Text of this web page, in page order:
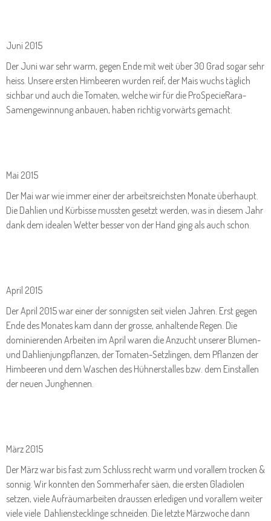
Juni 2015
Der Juni war sehr warm, gegen Ende mit weit über 30 Grad sogar sehr
heiss. Unsere ersten Himbeeren wurden reif, der Mais wuchs täglich
sichbar und auch die Tomaten, welche wir für die ProSpecieRara-
Samengewinnung anbauen, haben richtig vorwärts gemacht.
Mai 2015
Der Mai war wie immer einer der arbeitsreichsten Monate überhaupt.
Die Dahlien und Kürbisse mussten gesetzt werden, was in diesem Jahr
dank dem idealen Wetter besser von der Hand ging als auch schon.
April 2015
Der April 2015 war einer der sonnigsten seit vielen Jahren. Erst gegen
Ende des Monates kam dann der grosse, anhaltende Regen. Die
dominierenden Arbeiten im April waren die Anzucht unserer Blumen-
und Dahlienjungpflanzen, der Tomaten-Setzlingen, dem Pflanzen der
Himbeeren und dem Waschen des Hühnerstalles bzw. dem Einstallen
der neuen Junghennen.
März 2015
Der März war bis fast zum Schluss recht warm und vorallem trocken &
sonnig. Wir konnten den Sommerhafer säen, die ersten Gladiolen
setzen, viele Aufräumarbeiten draussen erledigen und vorallem weiter
viele viele Dahlienstecklinge schneiden. Die letzte Märzwoche dann